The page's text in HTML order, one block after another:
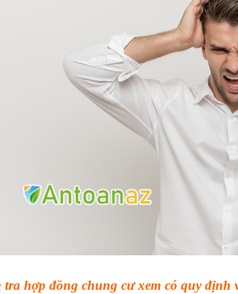
tra hợp đồng chung cư xem có quy định